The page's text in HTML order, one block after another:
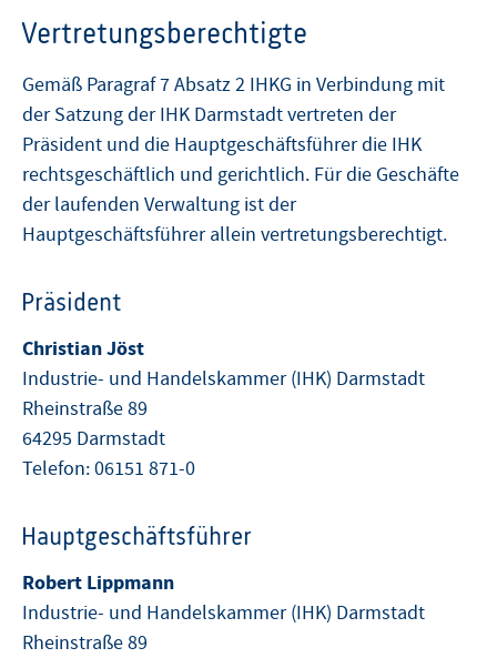
Vertretungsberechtigte
Gemäß Paragraf 7 Absatz 2 IHKG in Verbindung mit
der Satzung der IHK Darmstadt vertreten der
Präsident und die Hauptgeschäftsführer die IHK
rechtsgeschäftlich und gerichtlich. Für die Geschäfte
der laufenden Verwaltung ist der
Hauptgeschäftsführer allein vertretungsberechtigt.
Präsident
Christian Jöst
Industrie- und Handelskammer (IHK) Darmstadt
Rheinstraße 89
64295 Darmstadt
Telefon: 06151 871-0
Hauptgeschäftsführer
Robert Lippmann
Industrie- und Handelskammer (IHK) Darmstadt
Rheinstraße 89